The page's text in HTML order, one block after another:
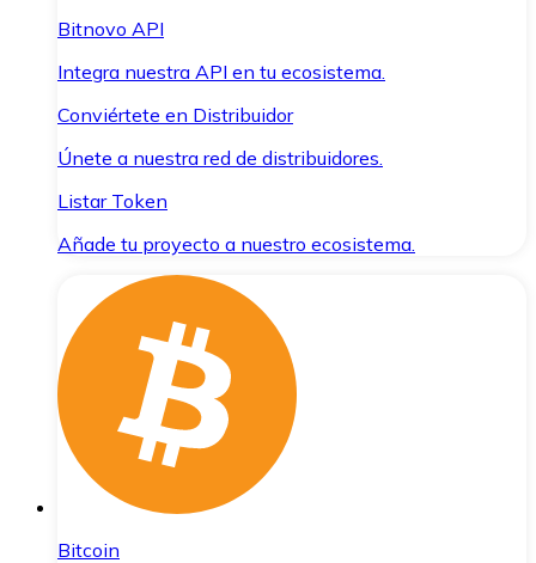
Bitnovo API
Integra nuestra API en tu ecosistema.
Conviértete en Distribuidor
Únete a nuestra red de distribuidores.
Listar Token
Añade tu proyecto a nuestro ecosistema.
Bitcoin